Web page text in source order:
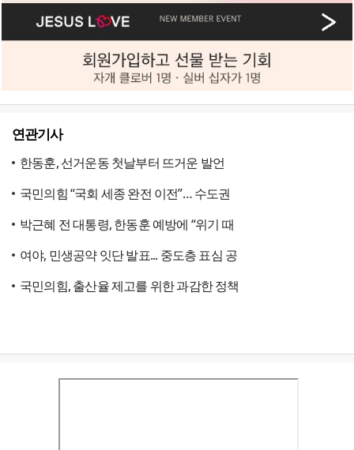
연관기사
한동훈, 선거운동 첫날부터 뜨거운 발언
국민의힘 “국회 세종 완전 이전”… 수도권
박근혜 전 대통령, 한동훈 예방에 “위기 때
여야, 민생공약 잇단 발표... 중도층 표심 공
국민의힘, 출산율 제고를 위한 과감한 정책